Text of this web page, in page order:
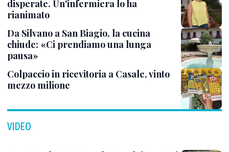
disperate. Un'infermiera lo ha
rianimato
Da Silvano a San Biagio, la cucina
chiude: «Ci prendiamo una lunga
pausa»
Colpaccio in ricevitoria a Casale, vinto
mezzo milione
VIDEO